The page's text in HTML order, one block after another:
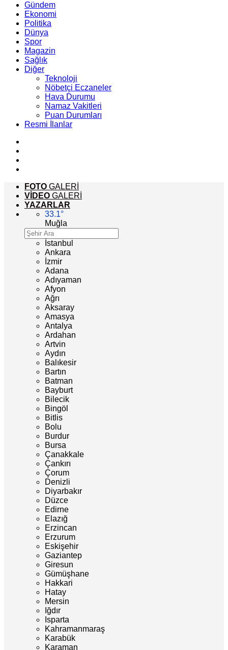
Gündem
Ekonomi
Politika
Dünya
Spor
Magazin
Sağlık
Diğer
Teknoloji
Nöbetçi Eczaneler
Hava Durumu
Namaz Vakitleri
Puan Durumları
Resmi İlanlar
FOTO GALERİ
VİDEO GALERİ
YAZARLAR
33.1°
Muğla
İstanbul
Ankara
İzmir
Adana
Adıyaman
Afyon
Ağrı
Aksaray
Amasya
Antalya
Ardahan
Artvin
Aydın
Balıkesir
Bartın
Batman
Bayburt
Bilecik
Bingöl
Bitlis
Bolu
Burdur
Bursa
Çanakkale
Çankırı
Çorum
Denizli
Diyarbakır
Düzce
Edirne
Elazığ
Erzincan
Erzurum
Eskişehir
Gaziantep
Giresun
Gümüşhane
Hakkari
Hatay
Mersin
Iğdır
Isparta
Kahramanmaraş
Karabük
Karaman